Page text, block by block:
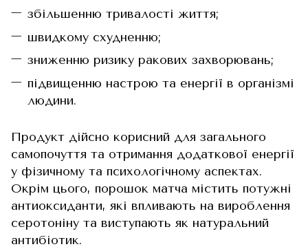
збільшенню тривалості життя;
швидкому схудненню;
зниженню ризику ракових захворювань;
підвищенню настрою та енергії в організмі
людини.
Продукт дійсно корисний для загального
самопочуття та отримання додаткової енергії
у фізичному та психологічному аспектах.
Окрім цього, порошок матча містить потужні
антиоксиданти, які впливають на вироблення
серотоніну та виступають як натуральний
антибіотик.